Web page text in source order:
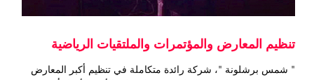
تنظيم المعارض والمؤتمرات والملتقيات الرياضية
" شمس برشلونة "، شركة رائدة متكاملة في تنظيم أكبر المعارض